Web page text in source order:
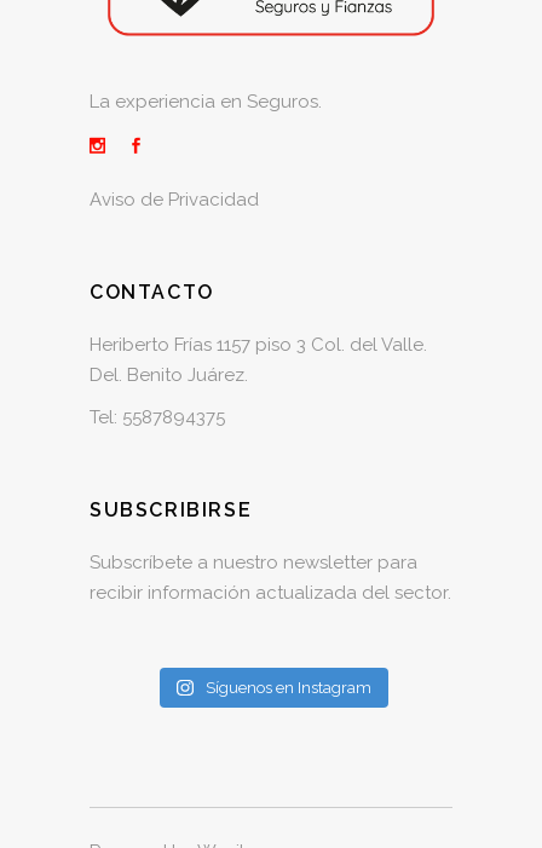
La experiencia en Seguros.
Aviso de Privacidad
CONTACTO
Heriberto Frías 1157 piso 3 Col. del Valle.
Del. Benito Juárez.
Tel: 5587894375
SUBSCRIBIRSE
Subscríbete a nuestro newsletter para
recibir información actualizada del sector.
Síguenos en Instagram